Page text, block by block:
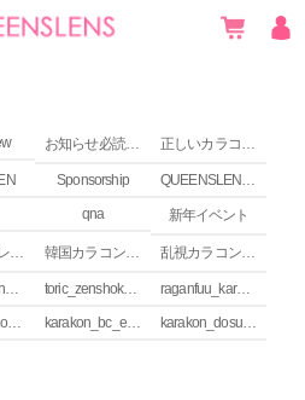
お知らせ必読 (NEWS) 正しいカラコンの使い方
Sponsorship
QUEENSLENS Affiliate Program
qna 新年イベント
クイーンズレンズ カラコンコラム 韓国カラコンguide 乱視カラコンの安全性
toric_karakon_real_review toric_zenshoku_review
raganfuu_karakon_erabikata
lens_care_houhou karakon_bc_erabikata karakon_dosuu_erabikata